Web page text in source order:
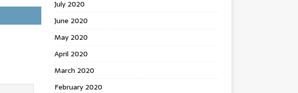
July 2020
June 2020
May 2020
April 2020
March 2020
February 2020